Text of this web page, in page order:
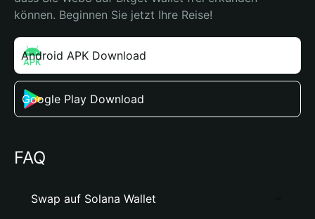
können. Beginnen Sie jetzt Ihre Reise!
Android APK Download
Google Play Download
FAQ
Swap auf Solana Wallet